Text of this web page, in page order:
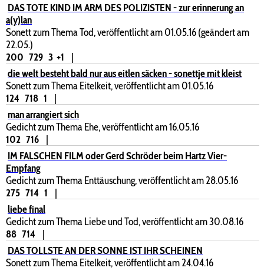
DAS TOTE KIND IM ARM DES POLIZISTEN - zur erinnerung an
a(y)lan
Sonett zum Thema Tod, veröffentlicht am 01.05.16 (geändert am
22.05.)
200 729 3 +1
|
die welt besteht bald nur aus eitlen säcken - sonettje mit kleist
Sonett zum Thema Eitelkeit, veröffentlicht am 01.05.16
124 718 1
|
man arrangiert sich
Gedicht zum Thema Ehe, veröffentlicht am 16.05.16
102 716
|
IM FALSCHEN FILM oder Gerd Schröder beim Hartz Vier-
Empfang
Gedicht zum Thema Enttäuschung, veröffentlicht am 28.05.16
275 714 1
|
liebe final
Gedicht zum Thema Liebe und Tod, veröffentlicht am 30.08.16
88 714
|
DAS TOLLSTE AN DER SONNE IST IHR SCHEINEN
Sonett zum Thema Eitelkeit, veröffentlicht am 24.04.16